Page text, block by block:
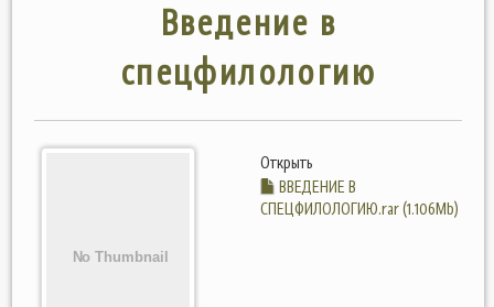
Введение в
спецфилологию
Открыть
ВВЕДЕНИЕ В
СПЕЦФИЛОЛОГИЮ.rar (1.106Mb)